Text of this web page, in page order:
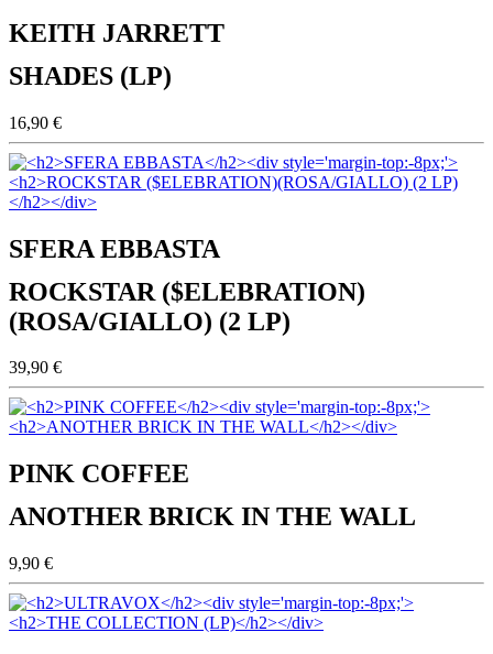
KEITH JARRETT
SHADES (LP)
16,90 €
SFERA EBBASTA
ROCKSTAR ($ELEBRATION)
(ROSA/GIALLO) (2 LP)
39,90 €
PINK COFFEE
ANOTHER BRICK IN THE WALL
9,90 €